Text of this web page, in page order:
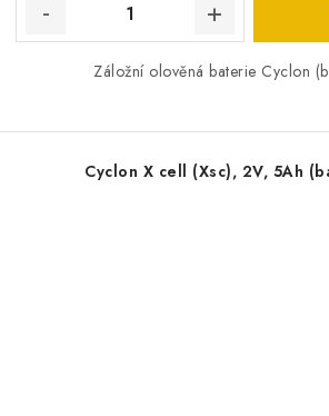
Záložní olověná baterie Cyclon
Cyclon X cell (Xsc), 2V, 5Ah